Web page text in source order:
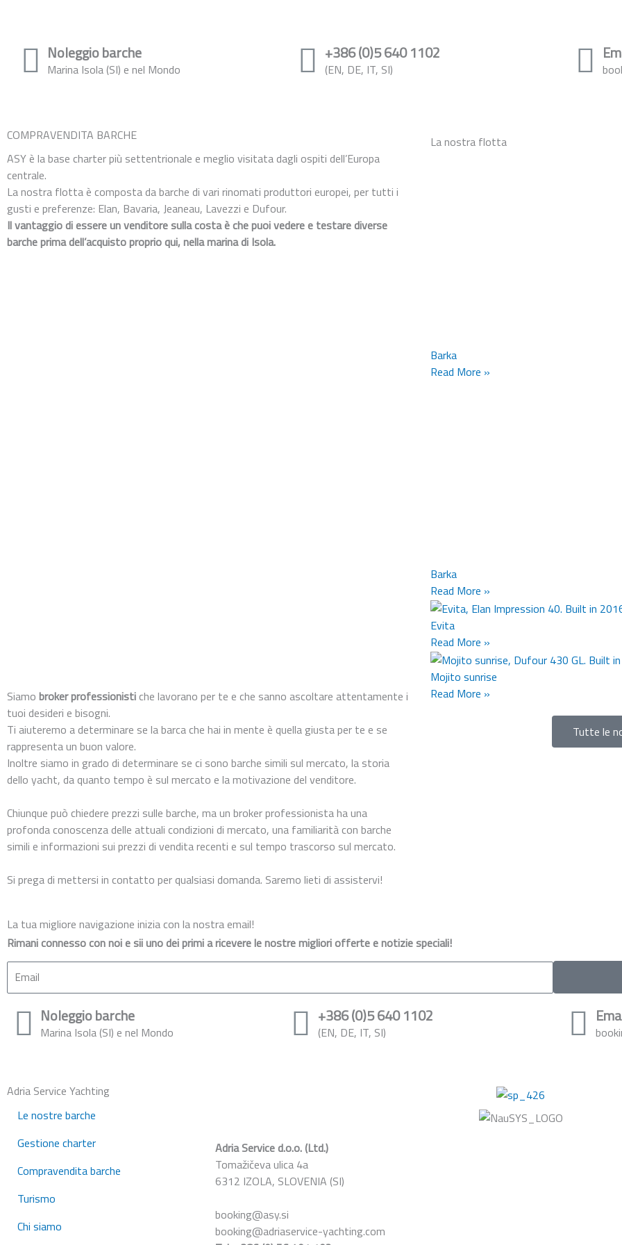
Noleggio barche
Marina Isola (SI) e nel Mondo
+386 (0)5 640 1102
(EN, DE, IT, SI)
COMPRAVENDITA BARCHE
ASY è la base charter più settentrionale e meglio visitata dagli ospiti dell’Europa
centrale.
La nostra flotta è composta da barche di vari rinomati produttori europei, per tutti i
gusti e preferenze: Elan, Bavaria, Jeaneau, Lavezzi e Dufour.
Il vantaggio di essere un venditore sulla costa è che puoi vedere e testare diverse
barche prima dell’acquisto proprio qui, nella marina di Isola.
Siamo broker professionisti che lavorano per te e che sanno ascoltare attentamente i
tuoi desideri e bisogni.
Ti aiuteremo a determinare se la barca che hai in mente è quella giusta per te e se
rappresenta un buon valore.
Inoltre siamo in grado di determinare se ci sono barche simili sul mercato, la storia
dello yacht, da quanto tempo è sul mercato e la motivazione del venditore.
Chiunque può chiedere prezzi sulle barche, ma un broker professionista ha una
profonda conoscenza delle attuali condizioni di mercato, una familiarità con barche
simili e informazioni sui prezzi di vendita recenti e sul tempo trascorso sul mercato.
Si prega di mettersi in contatto per qualsiasi domanda. Saremo lieti di assistervi!
La nostra flotta
Barka
Read More »
Barka
Read More »
Evita
Read More »
Mojito sunrise
Read More »
Tutte le
La tua migliore navigazione inizia con la nostra email!
Rimani connesso con noi e sii uno dei primi a ricevere le nostre migliori offerte e notizie speciali!
Email
Noleggio barche
Marina Isola (SI) e nel Mondo
+386 (0)5 640 1102
(EN, DE, IT, SI)
Adria Service Yachting
Le nostre barche
Gestione charter
Compravendita barche
Turismo
Chi siamo
Adria Service d.o.o. (Ltd.)
Tomažičeva ulica 4a
6312 IZOLA, SLOVENIA (SI)
booking@asy.si
booking@adriaservice-yachting.com